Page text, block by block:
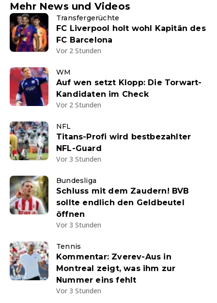
Mehr News und Videos
Transfergerüchte
FC Liverpool holt wohl Kapitän des
FC Barcelona
Vor 2 Stunden
WM
Auf wen setzt Klopp: Die Torwart-
Kandidaten im Check
Vor 2 Stunden
NFL
Titans-Profi wird bestbezahlter
NFL-Guard
Vor 3 Stunden
Bundesliga
Schluss mit dem Zaudern! BVB
sollte endlich den Geldbeutel
öffnen
Vor 3 Stunden
Tennis
Kommentar: Zverev-Aus in
Montreal zeigt, was ihm zur
Nummer eins fehlt
Vor 3 Stunden